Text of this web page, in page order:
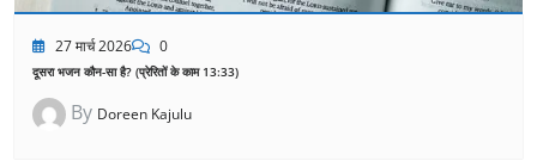
27 मार्च 2026 0
दूसरा भजन कौन-सा है? (प्रेरितों के काम 13:33)
By Doreen Kajulu